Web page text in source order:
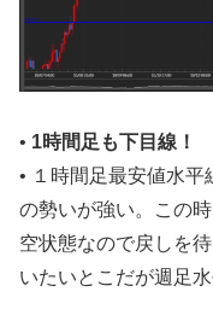
• 1時間足も下目線！
• １時間足最安値水平
の勢いが強い。この
空状態なので戻しを
いたいとこだが週足